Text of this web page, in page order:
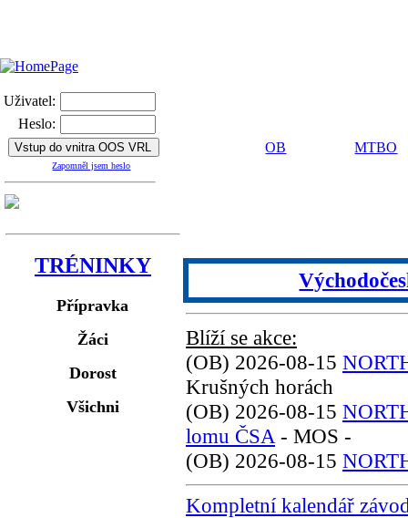
Uživatel:
Heslo:
Vstup do vnitra OOS VRL
Zapomněl jsem heslo
TRÉNINKY
Přípravka
Žáci
Dorost
Všichni
OB MTBO
Blíží se akce:
(OB) 2026-08-15
Krušných horách
(OB) 2026-08-15
lomu ČSA - MOS -
(OB) 2026-08-15
Kompletní kalendář